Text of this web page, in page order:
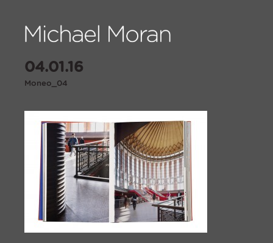
04.01.16
Moneo_04